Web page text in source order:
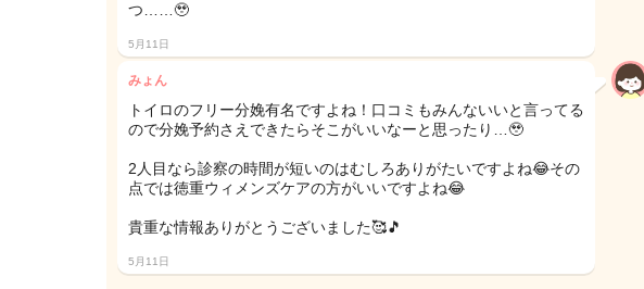
つ……🥹
5月11日
みょん
トイロのフリー分娩有名ですよね！口コミもみんないいと言ってる
ので分娩予約さえできたらそこがいいなーと思ったり…🥹
2人目なら診察の時間が短いのはむしろありがたいですよね😂その
点では徳重ウィメンズケアの方がいいですよね😂
貴重な情報ありがとうございました🥰🎵
5月11日